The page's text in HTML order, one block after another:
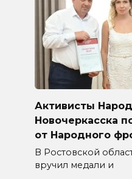
Активисты
Новочеркасска
от Народного
В Ростовской
вручил медали и